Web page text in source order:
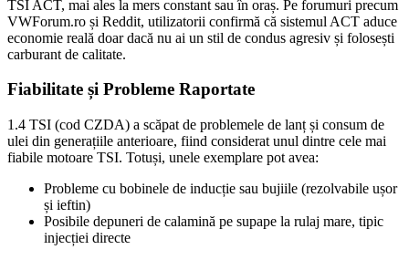
TSI ACT, mai ales la mers constant sau în oraș. Pe forumuri precum
VWForum.ro și Reddit, utilizatorii confirmă că sistemul ACT aduce
economie reală doar dacă nu ai un stil de condus agresiv și folosești
carburant de calitate.
Fiabilitate și Probleme Raportate
1.4 TSI (cod CZDA) a scăpat de problemele de lanț și consum de
ulei din generațiile anterioare, fiind considerat unul dintre cele mai
fiabile motoare TSI. Totuși, unele exemplare pot avea:
Probleme cu bobinele de inducție sau bujiile (rezolvabile ușor
și ieftin)
Posibile depuneri de calamină pe supape la rulaj mare, tipic
injecției directe